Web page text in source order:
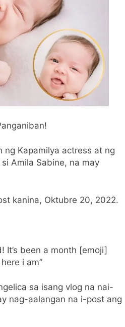
ng Kapamilya actress at ng
Amila Sabine, na may
kanina, Oktubre 20, 2022.
It’s been a month [emoji]
i am”
sa isang vlog na nai-
nag-aalangan na i-post ang